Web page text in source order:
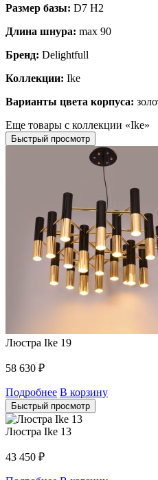
Размер базы: D7 H2
Длина шнура: max 90
Бренд: Delightfull
Коллекции: Ike
Варианты цвета корпуса:
Еще товары с коллекции «Ike»
Быстрый просмотр
Люстра Ike 19
58 630 ₽
Подробнее В корзину
Быстрый просмотр
Люстра Ike 13
43 450 ₽